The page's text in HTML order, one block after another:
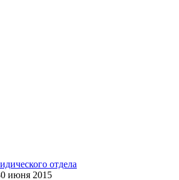
отдела
июня 2015